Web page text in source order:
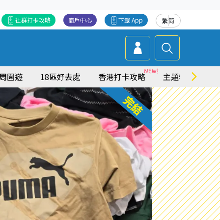
繁简
下載 App
商戶中心
社群打卡攻略
圍遊 18區好去處 香港打卡攻略 主題特集